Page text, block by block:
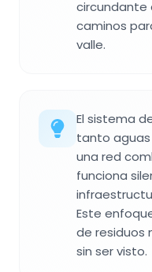
circundante
caminos
valle.
El sistema
tanto aguas
una red
funciona
Este
de residuos
sin ser visto.